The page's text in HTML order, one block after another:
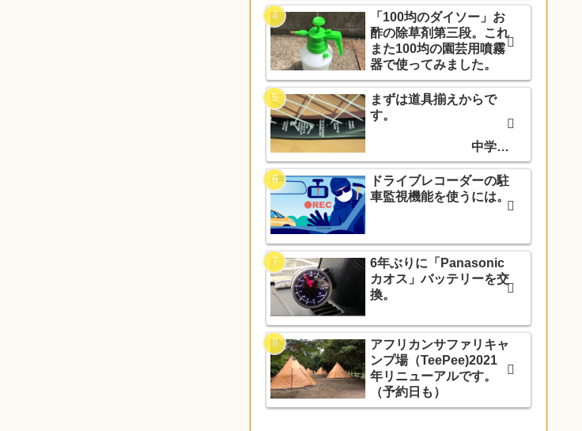
「100均のダイソー」お
酢の除草剤第三段。これ
また100均の園芸用噴霧
器で使ってみました。
まずは道具揃えからで
す。
中学入
学でソフトテニス部に入
部しました。
ドライブレコーダーの駐
車監視機能を使うには。
6年ぶりに「Panasonic
カオス」バッテリーを交
換。
アフリカンサファリキャ
ンプ場（TeePee)2021
年リニューアルです。
（予約日も）